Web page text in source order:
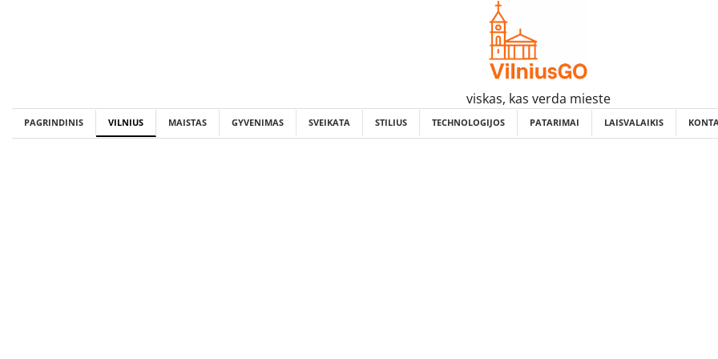
viskas, kas verda mieste
PAGRINDINIS VILNIUS MAISTAS GYVENIMAS SVEIKATA STILIUS TECHNOLOGIJOS PATARIMAI LAISVALAIKIS